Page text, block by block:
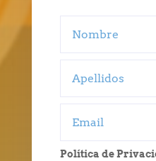
Política de